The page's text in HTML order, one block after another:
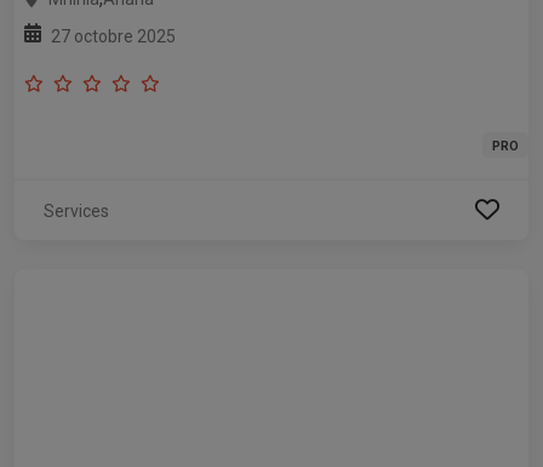
27 octobre 2025
PRO
Services